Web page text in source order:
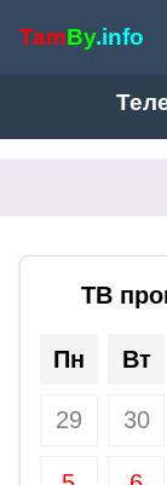
TamBy.info
ТВ
Пн Вт
29 30